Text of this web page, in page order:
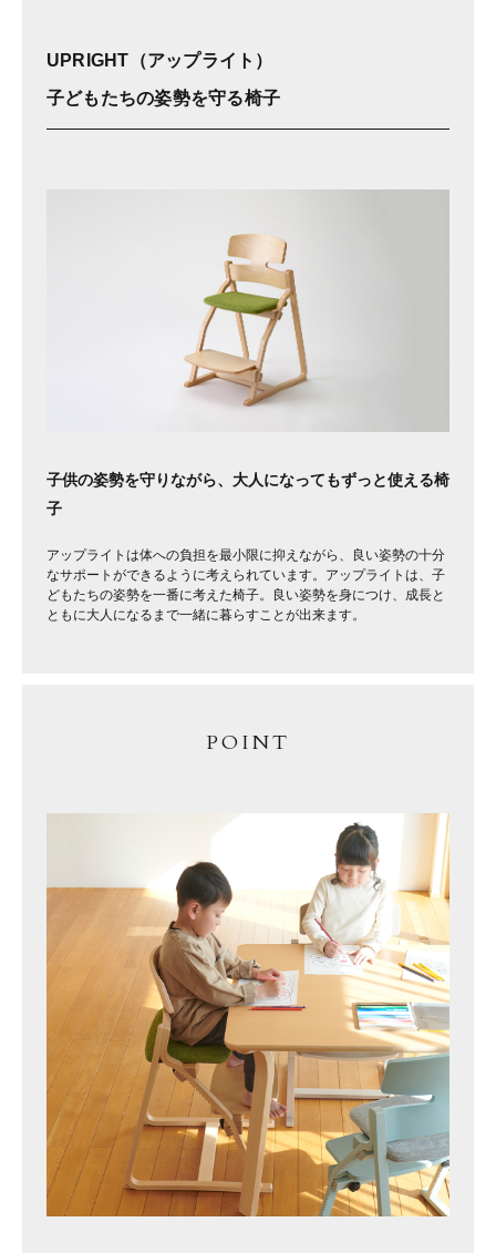
UPRIGHT（アップライト）
子どもたちの姿勢を守る椅子
子供の姿勢を守りながら、大人になってもずっと使える椅
子
アップライトは体への負担を最小限に抑えながら、良い姿勢の十分
なサポートができるように考えられています。アップライトは、子
どもたちの姿勢を一番に考えた椅子。良い姿勢を身につけ、成長と
ともに大人になるまで一緒に暮らすことが出来ます。
POINT